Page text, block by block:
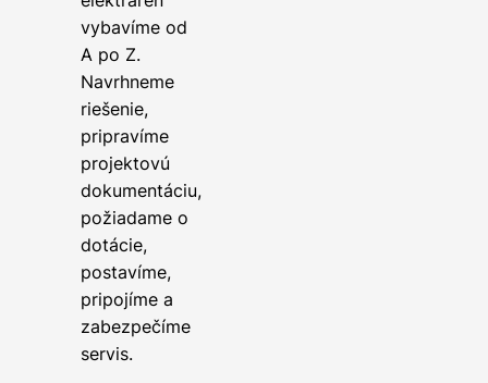
vybavíme od
A po Z.
Navrhneme
riešenie,
pripravíme
projektovú
dokumentáciu,
požiadame o
dotácie,
postavíme,
pripojíme a
zabezpečíme
servis.